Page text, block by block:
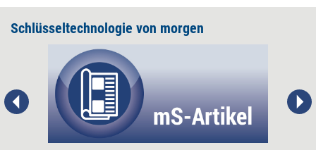
Schlüsseltechnologie von morgen